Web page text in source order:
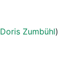
Doris Zumbühl)